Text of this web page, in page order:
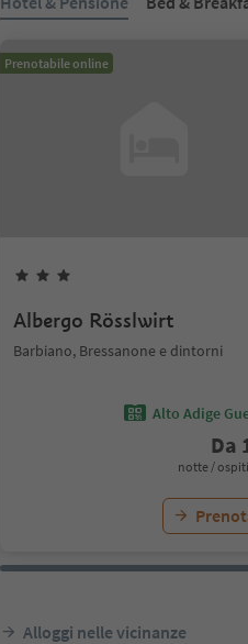
Prenotabile online
Albergo Rösslwirt
Barbiano, Bressanone e dintorni
Alto Adige
Da
notte /
Alloggi nelle vicinanze